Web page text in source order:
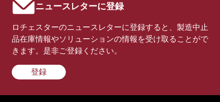
ニュースレターに登録
ロチェスターのニュースレターに登録すると、製造中止
品在庫情報やソリューションの情報を受け取ることがで
きます。是非ご登録ください。
登録